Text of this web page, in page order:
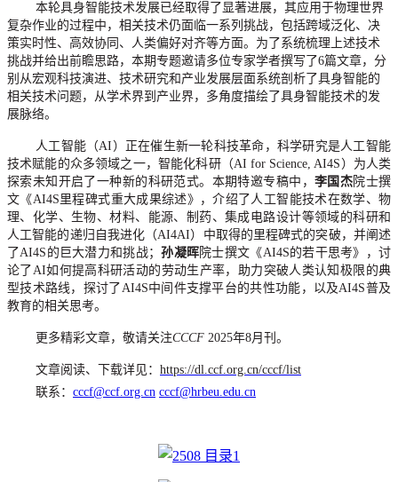
本轮具身智能技术发展已经取得了显著进展，其应用于物理世界
复杂作业的过程中，相关技术仍面临一系列挑战，包括跨域泛化、决
策实时性、高效协同、人类偏好对齐等方面。为了系统梳理上述技术
挑战并给出前瞻思路，本期专题邀请多位专家学者撰写了6篇文章，分
别从宏观科技演进、技术研究和产业发展层面系统剖析了具身智能的
相关技术问题，从学术界到产业界，多角度描绘了具身智能技术的发
展脉络。
人工智能（AI ）正在催生新一轮科技革命，科学研究是人工智能
技术赋能的众多领域之一，智能化科研（AI for Science, AI4S ）为人类
探索未知开启了一种新的科研范式。本期特邀专稿中， 李国杰院士撰
文《AI4S里程碑式重大成果综述》，介绍了人工智能技术在数学、物
理、化学、生物、材料、能源、制药、集成电路设计等领域的科研和
人工智能的递归自我进化（AI4AI）中取得的里程碑式的突破，并阐述
了AI4S 的巨大潜力和挑战； 孙凝晖院士撰文《AI4S的若干思考》，讨
论了AI如何提高科研活动的劳动生产率，助力突破人类认知极限的典
型技术路线，探讨了AI4S中间件支撑平台的共性功能，以及AI4S普及
教育的相关思考。
更多精彩文章，敬请关注CCCF 2025年8月刊。
文章阅读、下载详见： https://dl.ccf.org.cn/cccf/list
联系： cccf@ccf.org.cn cccf@hrbeu.edu.cn